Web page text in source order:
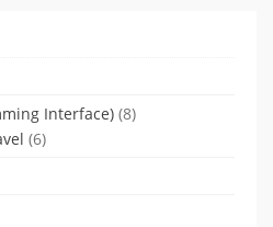
Interface) (8)
(6)